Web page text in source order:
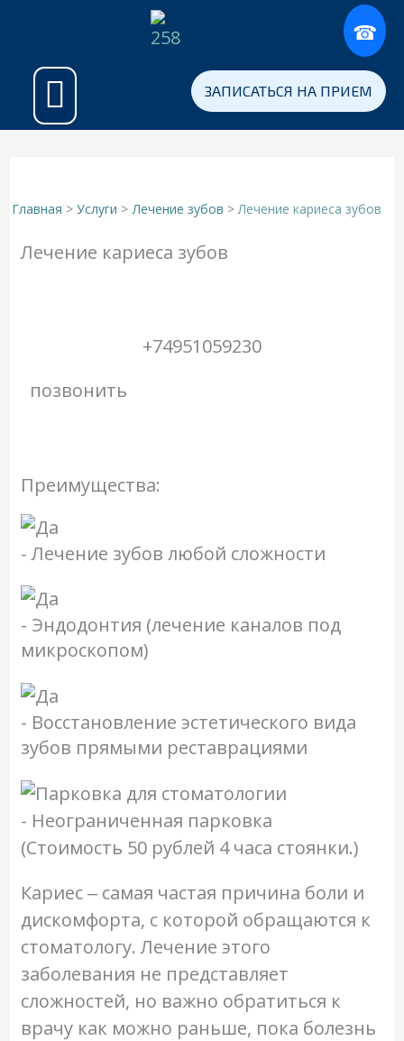
содержимому
ЗАПИСАТЬСЯ НА ПРИЕМ
Главная Услуги Лечение зубов Лечение кариеса зубов
Лечение кариеса зубов
+74951059230
позвонить
Преимущества:
- Лечение зубов любой сложности
- Эндодонтия (лечение каналов под
микроскопом)
- Восстановление эстетического вида
зубов прямыми реставрациями
- Неограниченная парковка
(Стоимость 50 рублей 4 часа стоянки.)
Кариес ‒ самая частая причина боли и
дискомфорта, с которой обращаются к
стоматологу. Лечение этого
заболевания не представляет
сложностей, но важно обратиться к
врачу как можно раньше, пока болезнь